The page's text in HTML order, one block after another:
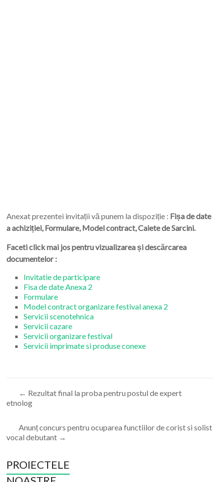
Anexat prezentei invitații vă punem la dispoziție : Fișa de date
a achiziției, Formulare, Model contract, Caiete de Sarcini.
Faceti click mai jos pentru vizualizarea și descărcarea
documentelor :
Invitatie de participare
Fisa de date Anexa 2
Formulare
Model contract organizare festival anexa 2
Servicii scenotehnica
Servicii cazare
Servicii organizare festival
Servicii imprimate si produse conexe
← Rezultat final la proba pentru postul de expert
etnolog
Anunț concurs pentru ocuparea functiilor de corist si solist
vocal debutant →
PROIECTELE